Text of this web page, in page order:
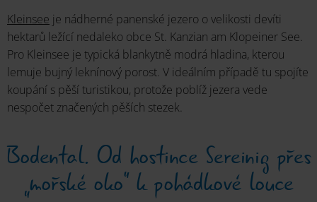
Kleinsee je nádherné panenské jezero o velikosti devíti
hektarů ležící nedaleko obce St. Kanzian am Klopeiner See.
Pro Kleinsee je typická blankytně modrá hladina, kterou
lemuje bujný leknínový porost. V ideálním případě tu spojíte
koupání s pěší turistikou, protože poblíž jezera vede
nespočet značených pěších stezek.
Bodental. Od hostince Sereinig přes
„mořské oko“ k pohádkové louce